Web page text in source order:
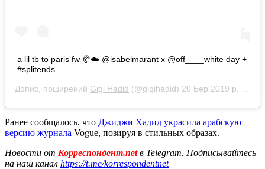
a lil tb to paris fw 🥐☁️ @isabelmarant x @off____white day +
#splitends
Допис, поширений Gigi Hadid (@gigihadid) 20 Бер 2019 р. о 9:39 PDT
Ранее сообщалось, что Джиджи Хадид украсила арабскую
версию журнала Vogue, позируя в стильных образах.
Новости от Корреспондент.netв Telegram. Подписывайтесь
на наш канал https://t.me/korrespondentnet